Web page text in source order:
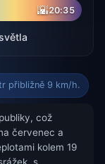
🌇20:35
přibližně 9 km/h.
což
červenec a
kolem 19